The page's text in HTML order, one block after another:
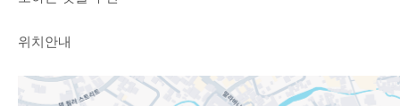
위치안내